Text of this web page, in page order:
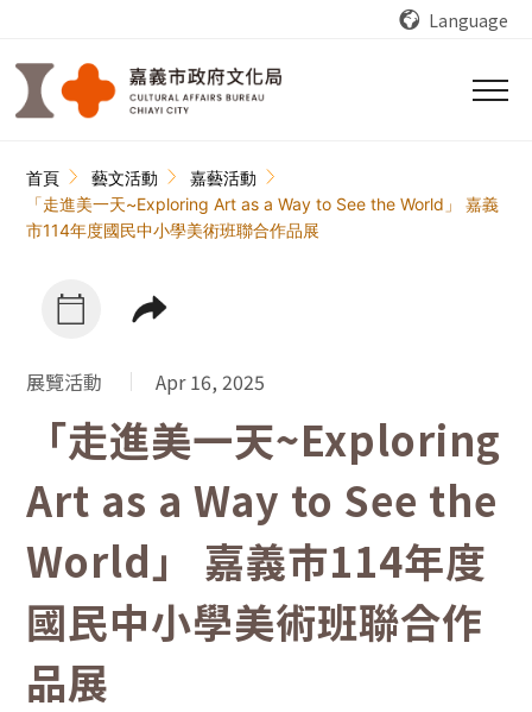
Language
首頁 藝文活動
嘉藝活動
「走進美一天~Exploring Art as a Way to See the World」 嘉義
市114年度國民中小學美術班聯合作品展
展覽活動 Apr 16, 2025
「走進美一天~Exploring
Art as a Way to See the
World」 嘉義市114年度
國民中小學美術班聯合作
品展